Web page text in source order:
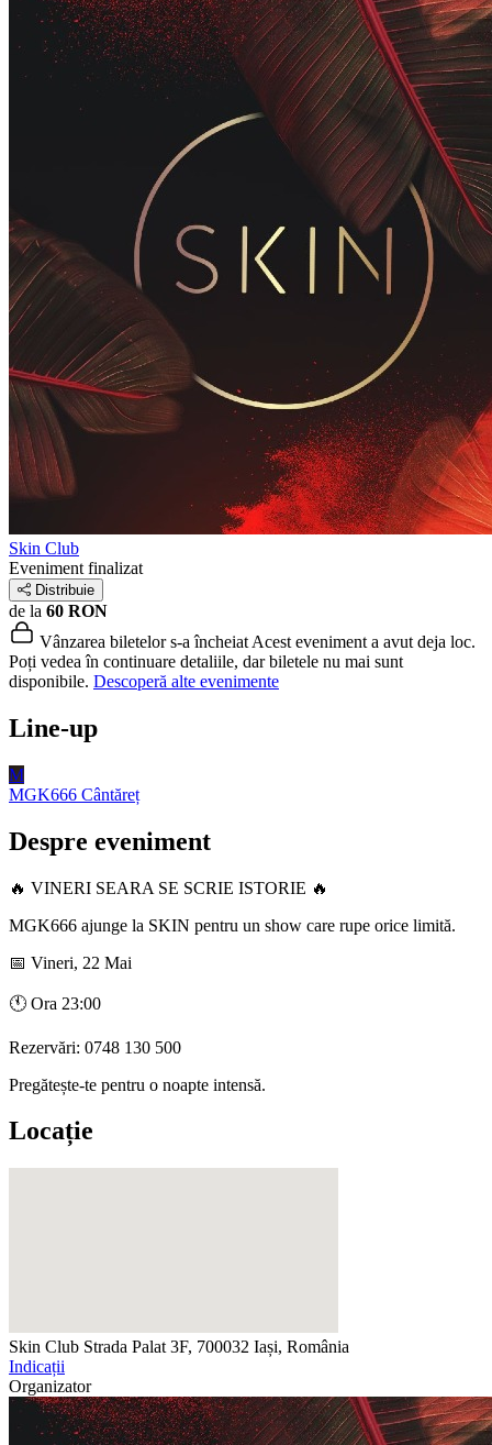
Skin Club
Eveniment finalizat
Distribuie
de la 60 RON
Vânzarea biletelor s-a încheiat Acest eveniment a avut deja loc.
Poți vedea în continuare detaliile, dar biletele nu mai sunt
disponibile. Descoperă alte evenimente
Line-up
M
MGK666 Cântăreț
Despre eveniment
🔥 VINERI SEARA SE SCRIE ISTORIE 🔥
MGK666 ajunge la SKIN pentru un show care rupe orice limită.
📅 Vineri, 22 Mai
🕚 Ora 23:00
Rezervări: 0748 130 500
Pregătește-te pentru o noapte intensă.
Locație
Skin Club Strada Palat 3F, 700032 Iași, România
Indicații
Organizator